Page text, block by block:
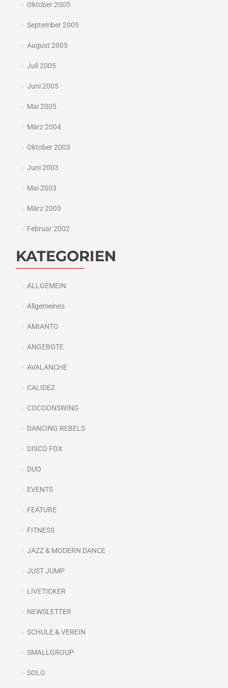
Oktober 2005
September 2005
August 2005
Juli 2005
Juni 2005
Mai 2005
März 2004
Oktober 2003
Juni 2003
Mai 2003
März 2003
Februar 2002
KATEGORIEN
ALLGEMEIN
Allgemeines
AMIANTO
ANGEBOTE
AVALANCHE
CALIDEZ
COCOONSWING
DANCING REBELS
DISCO FOX
DUO
EVENTS
FEATURE
FITNESS
JAZZ & MODERN DANCE
JUST JUMP
LIVETICKER
NEWSLETTER
SCHULE & VEREIN
SMALLGROUP
SOLO